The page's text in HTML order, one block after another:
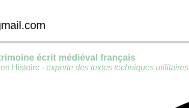
écrit médiéval français
Histoire - experte des textes techniques utilitaires